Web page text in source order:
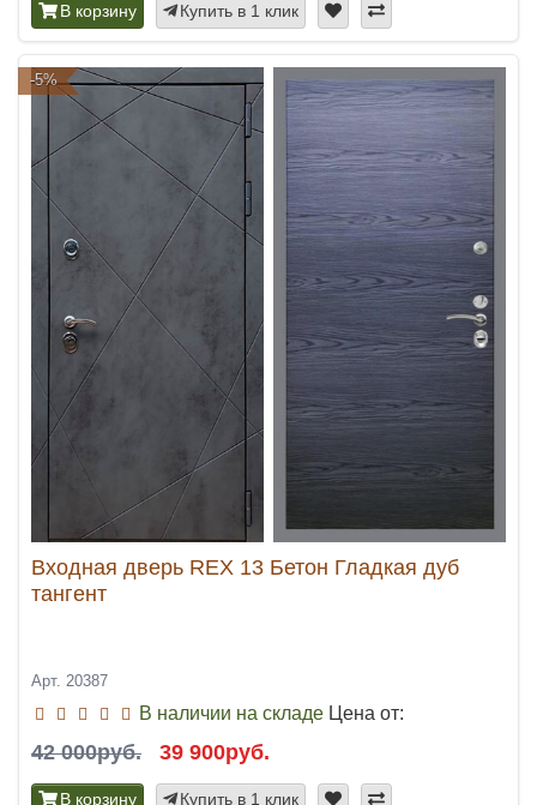
В корзину Купить в 1 клик
-5%
Входная дверь REX 13 Бетон Гладкая дуб
тангент
Арт. 20387
В наличии на складе Цена от:
42 000руб. 39 900руб.
В корзину Купить в 1 клик